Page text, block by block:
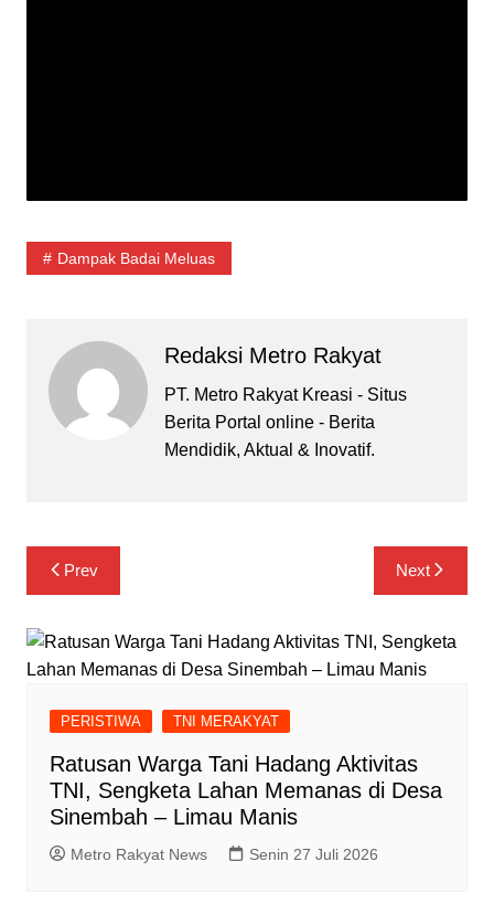
Dampak Badai Meluas
Redaksi Metro Rakyat
PT. Metro Rakyat Kreasi - Situs
Berita Portal online - Berita
Mendidik, Aktual & Inovatif.
Navigasi
pos
Prev Next
PERISTIWA TNI MERAKYAT
Ratusan Warga Tani Hadang Aktivitas
TNI, Sengketa Lahan Memanas di Desa
Sinembah – Limau Manis
Metro Rakyat News Senin 27 Juli 2026